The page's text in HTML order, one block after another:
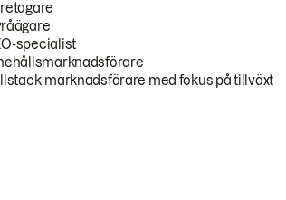
specialist
marknadsförare med fokus på tillväxt